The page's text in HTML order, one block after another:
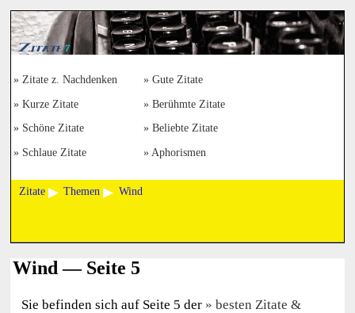
Zitate z. Nachdenken Gute Zitate
Kurze Zitate Berühmte Zitate
Schöne Zitate Beliebte Zitate
Schlaue Zitate Aphorismen
Zitate Themen Wind
Wind — Seite 5
Sie befinden sich auf Seite 5 der
besten Zitate &